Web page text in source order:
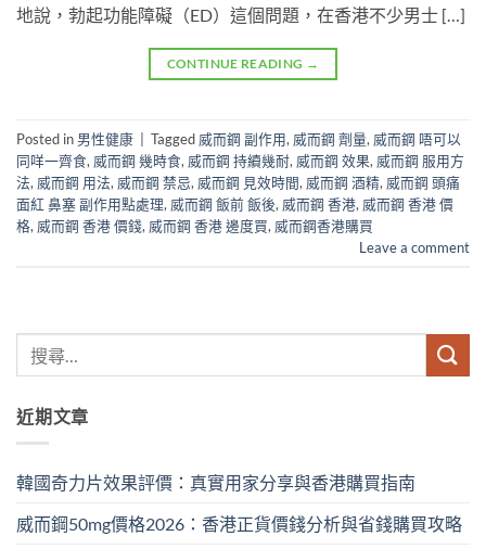
地說，勃起功能障礙（ED）這個問題，在香港不少男士 […]
CONTINUE READING →
Posted in 男性健康 Tagged 威而鋼 副作用, 威而鋼 劑量, 威而鋼 唔可以
同咩一齊食, 威而鋼 幾時食, 威而鋼 持續幾耐, 威而鋼 效果, 威而鋼 服用方
法, 威而鋼 用法, 威而鋼 禁忌, 威而鋼 見效時間, 威而鋼 酒精, 威而鋼 頭痛
面紅 鼻塞 副作用點處理, 威而鋼 飯前 飯後, 威而鋼 香港, 威而鋼 香港 價
格, 威而鋼 香港 價錢, 威而鋼 香港 邊度買, 威而鋼香港購買
Leave a comment
近期文章
韓國奇力片效果評價：真實用家分享與香港購買指南
威而鋼50mg價格2026：香港正貨價錢分析與省錢購買攻略